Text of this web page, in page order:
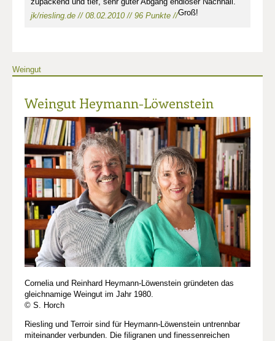
Groß!
jk/riesling.de // 08.02.2010 // 96 Punkte //
Weingut
Weingut Heymann-Löwenstein
Cornelia und Reinhard Heymann-Löwenstein gründeten das
gleichnamige Weingut im Jahr 1980.
© S. Horch
Riesling und Terroir sind für Heymann-Löwenstein untrennbar
miteinander verbunden. Die filigranen und finessenreichen